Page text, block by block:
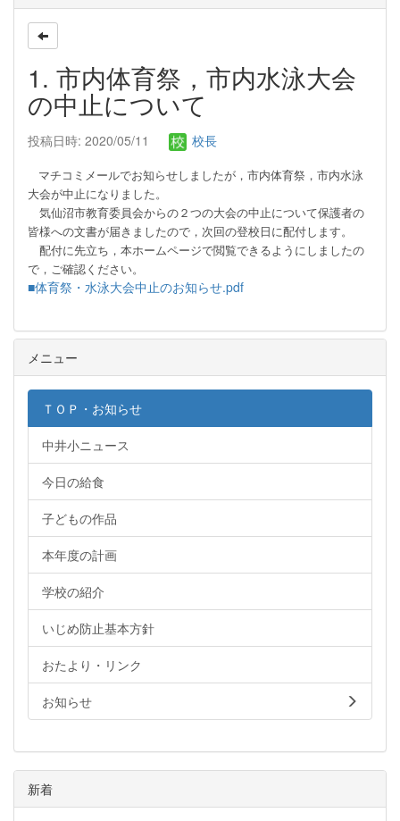
1. 市内体育祭，市内水泳大会
の中止について
投稿日時: 2020/05/11 校長
マチコミメールでお知らせしましたが，市内体育祭，市内水泳
大会が中止になりました。
気仙沼市教育委員会からの２つの大会の中止について保護者の
皆様への文書が届きましたので，次回の登校日に配付します。
配付に先立ち，本ホームページで閲覧できるようにしましたの
で，ご確認ください。
■体育祭・水泳大会中止のお知らせ.pdf
メニュー
ＴＯＰ・お知らせ
中井小ニュース
今日の給食
子どもの作品
本年度の計画
学校の紹介
いじめ防止基本方針
おたより・リンク
お知らせ
新着